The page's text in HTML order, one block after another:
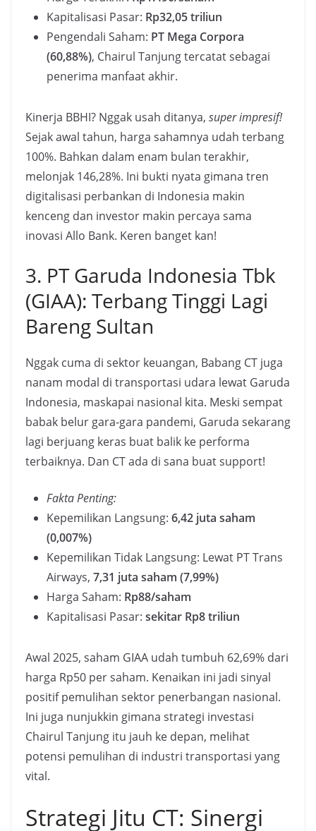
Kapitalisasi Pasar: Rp32,05 triliun
Pengendali Saham: PT Mega Corpora
(60,88%), Chairul Tanjung tercatat sebagai
penerima manfaat akhir.
Kinerja BBHI? Nggak usah ditanya, super impresif!
Sejak awal tahun, harga sahamnya udah terbang
100%. Bahkan dalam enam bulan terakhir,
melonjak 146,28%. Ini bukti nyata gimana tren
digitalisasi perbankan di Indonesia makin
kenceng dan investor makin percaya sama
inovasi Allo Bank. Keren banget kan!
3. PT Garuda Indonesia Tbk
(GIAA): Terbang Tinggi Lagi
Bareng Sultan
Nggak cuma di sektor keuangan, Babang CT juga
nanam modal di transportasi udara lewat Garuda
Indonesia, maskapai nasional kita. Meski sempat
babak belur gara-gara pandemi, Garuda sekarang
lagi berjuang keras buat balik ke performa
terbaiknya. Dan CT ada di sana buat support!
Fakta Penting:
Kepemilikan Langsung: 6,42 juta saham
(0,007%)
Kepemilikan Tidak Langsung: Lewat PT Trans
Airways, 7,31 juta saham (7,99%)
Harga Saham: Rp88/saham
Kapitalisasi Pasar: sekitar Rp8 triliun
Awal 2025, saham GIAA udah tumbuh 62,69% dari
harga Rp50 per saham. Kenaikan ini jadi sinyal
positif pemulihan sektor penerbangan nasional.
Ini juga nunjukkin gimana strategi investasi
Chairul Tanjung itu jauh ke depan, melihat
potensi pemulihan di industri transportasi yang
vital.
Strategi Jitu CT: Sinergi